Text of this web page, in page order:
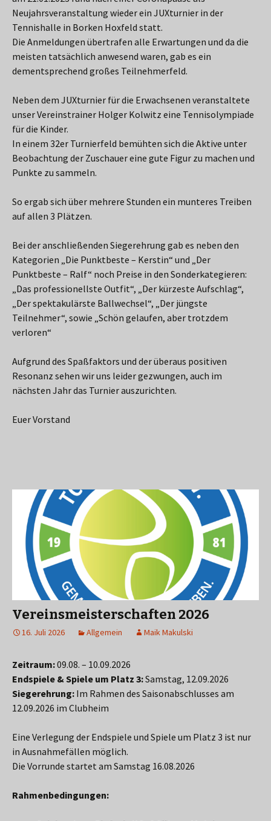
Neujahrsveranstaltung wieder ein JUXturnier in der
Tennishalle in Borken Hoxfeld statt.
Die Anmeldungen übertrafen alle Erwartungen und da die
meisten tatsächlich anwesend waren, gab es ein
dementsprechend großes Teilnehmerfeld.
Neben dem JUXturnier für die Erwachsenen veranstaltete
unser Vereinstrainer Holger Kolwitz eine Tennisolympiade
für die Kinder.
In einem 32er Turnierfeld bemühten sich die Aktive unter
Beobachtung der Zuschauer eine gute Figur zu machen und
Punkte zu sammeln.
So ergab sich über mehrere Stunden ein munteres Treiben
auf allen 3 Plätzen.
Bei der anschließenden Siegerehrung gab es neben den
Kategorien „Die Punktbeste – Kerstin“ und „Der
Punktbeste – Ralf“ noch Preise in den Sonderkategieren:
„Das professionellste Outfit“, „Der kürzeste Aufschlag“,
„Der spektakulärste Ballwechsel“, „Der jüngste
Teilnehmer“, sowie „Schön gelaufen, aber trotzdem
verloren“
Aufgrund des Spaßfaktors und der überaus positiven
Resonanz sehen wir uns leider gezwungen, auch im
nächsten Jahr das Turnier auszurichten.
Euer Vorstand
Vereinsmeisterschaften 2026
16. Juli 2026 Allgemein Maik Makulski
Zeitraum:09.08. – 10.09.2026
Endspiele & Spiele um Platz 3:Samstag, 12.09.2026
Siegerehrung: Im Rahmen des Saisonabschlusses am
12.09.2026 im Clubheim
Eine Verlegung der Endspiele und Spiele um Platz 3 ist nur
in Ausnahmefällen möglich.
Die Vorrunde startet am Samstag 16.08.2026
Rahmenbedingungen: